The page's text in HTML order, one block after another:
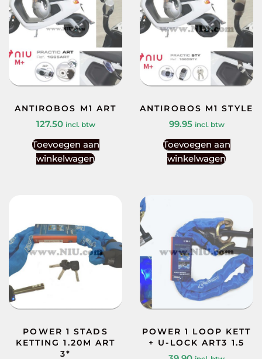
ANTIROBOS M1 ART
127.50 incl. btw
Toevoegen aan
winkelwagen
ANTIROBOS M1 STYLE
99.95 incl. btw
Toevoegen aan
winkelwagen
POWER 1 STADS
KETTING 1.20M ART
3*
POWER 1 LOOP KETT
+ U-LOCK ART3 1.5